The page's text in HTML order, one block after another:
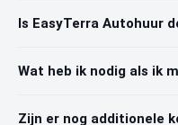
Is EasyTerra Autohuur
Wat heb ik nodig als ik
Zijn er nog additionele